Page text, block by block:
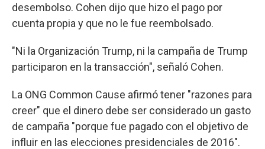
desembolso. Cohen dijo que hizo el pago por
cuenta propia y que no le fue reembolsado.
"Ni la Organización Trump, ni la campaña de Trump
participaron en la transacción", señaló Cohen.
La ONG Common Cause afirmó tener "razones para
creer" que el dinero debe ser considerado un gasto
de campaña "porque fue pagado con el objetivo de
influir en las elecciones presidenciales de 2016".